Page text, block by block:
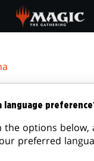
2023 -
language
the options below,
preferred